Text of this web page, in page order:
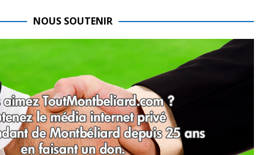
NOUS SOUTENIR